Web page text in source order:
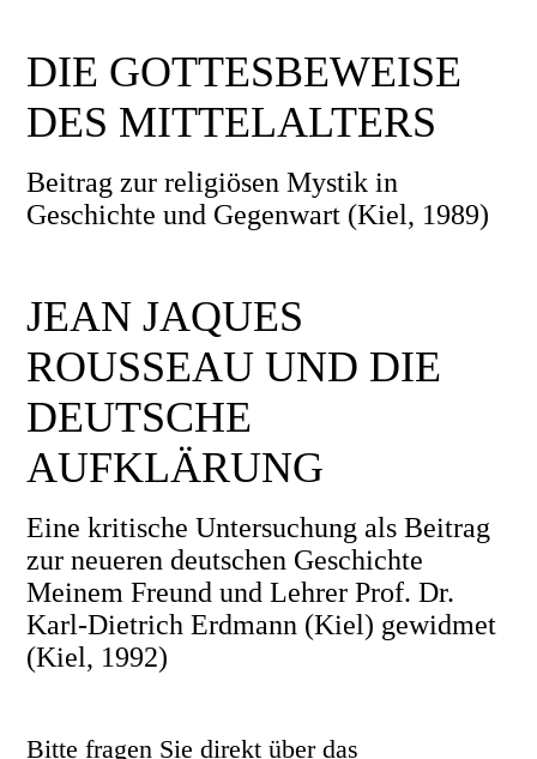
DIE GOTTESBEWEISE
DES MITTELALTERS
Beitrag zur religiösen Mystik in
Geschichte und Gegenwart (Kiel, 1989)
JEAN JAQUES
ROUSSEAU UND DIE
DEUTSCHE
AUFKLÄRUNG
Eine kritische Untersuchung als Beitrag
zur neueren deutschen Geschichte
Meinem Freund und Lehrer Prof. Dr.
Karl-Dietrich Erdmann (Kiel) gewidmet
(Kiel, 1992)
Bitte fragen Sie direkt über das